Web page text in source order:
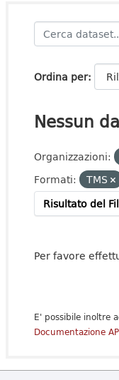
Ordina per
Nessun
Organizzazioni:
Formati:
TMS
Risultato del
Per favore
E' possibile inoltre
Documentazione